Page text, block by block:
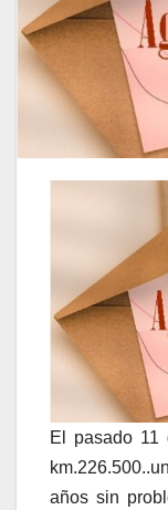
El pasado 11
años sin